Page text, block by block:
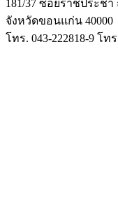
181/37 ซอยราชประช
จังหวัดขอนแก่น 40000
โทร. 043-222818-9 โท